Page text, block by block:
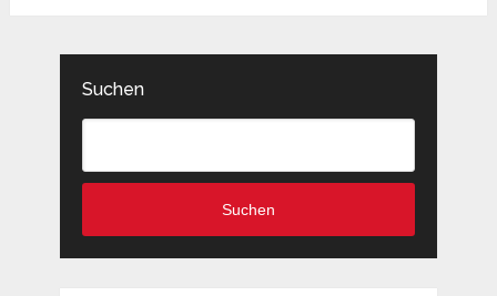
Suchen
Suchen